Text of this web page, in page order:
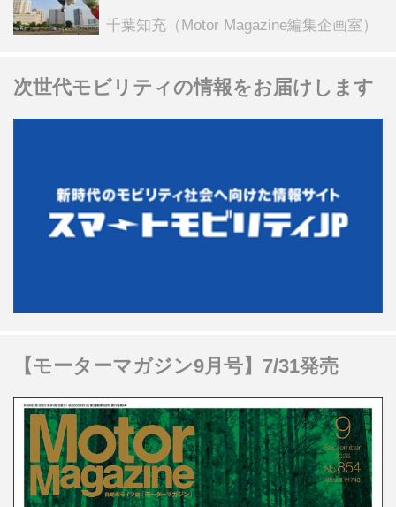
ンテンツも
千葉知充（Motor Magazine編集企画室）
次世代モビリティの情報をお届けします
【モーターマガジン9月号】7/31発売